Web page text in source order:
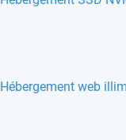
Hébergement web